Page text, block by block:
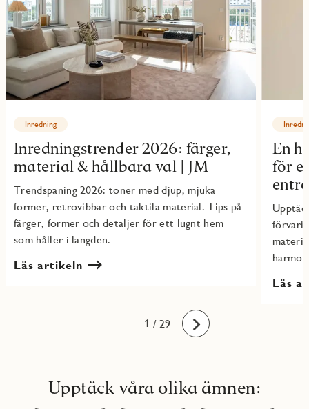
Inredning
Inredningstrender 2026: färger,
material & hållbara val | JM
Trendspaning 2026: toner med djup, mjuka
former, retrovibbar och taktila material. Tips på
färger, former och detaljer för ett lugnt hem
som håller i längden.
Läs artikeln
En
för
entré
Läs
1
2
3
4
5
6
7
8
9
10
11
12
13
14
15
16
17
18
19
20
21
22
23
24
25
26
27
28
29 / 29 Framåt
Upptäck våra olika ämnen: